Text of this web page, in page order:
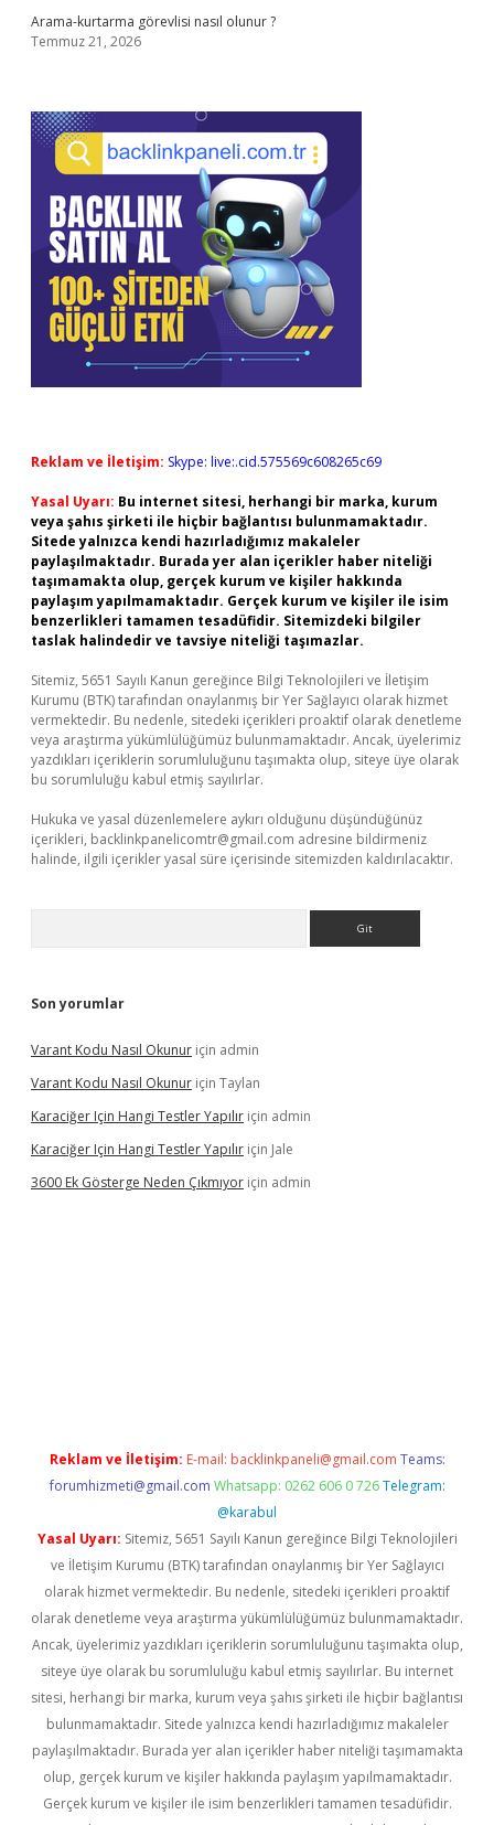
Arama-kurtarma görevlisi nasıl olunur ?
Temmuz 21, 2026
Reklam ve İletişim: Skype: live:.cid.575569c608265c69
Yasal Uyarı: Bu internet sitesi, herhangi bir marka, kurum
veya şahıs şirketi ile hiçbir bağlantısı bulunmamaktadır.
Sitede yalnızca kendi hazırladığımız makaleler
paylaşılmaktadır. Burada yer alan içerikler haber niteliği
taşımamakta olup, gerçek kurum ve kişiler hakkında
paylaşım yapılmamaktadır. Gerçek kurum ve kişiler ile isim
benzerlikleri tamamen tesadüfidir. Sitemizdeki bilgiler
taslak halindedir ve tavsiye niteliği taşımazlar.
Sitemiz, 5651 Sayılı Kanun gereğince Bilgi Teknolojileri ve İletişim
Kurumu (BTK) tarafından onaylanmış bir Yer Sağlayıcı olarak hizmet
vermektedir. Bu nedenle, sitedeki içerikleri proaktif olarak denetleme
veya araştırma yükümlülüğümüz bulunmamaktadır. Ancak, üyelerimiz
yazdıkları içeriklerin sorumluluğunu taşımakta olup, siteye üye olarak
bu sorumluluğu kabul etmiş sayılırlar.
Hukuka ve yasal düzenlemelere aykırı olduğunu düşündüğünüz
içerikleri, backlinkpanelicomtr@gmail.com adresine bildirmeniz
halinde, ilgili içerikler yasal süre içerisinde sitemizden kaldırılacaktır.
Son yorumlar
Varant Kodu Nasıl Okunur için admin
Varant Kodu Nasıl Okunur için Taylan
Karaciğer Için Hangi Testler Yapılır için admin
Karaciğer Için Hangi Testler Yapılır için Jale
3600 Ek Gösterge Neden Çıkmıyor için admin
Reklam ve İletişim: E-mail: backlinkpaneli@gmail.com Teams:
forumhizmeti@gmail.com Whatsapp: 0262 606 0 726 Telegram:
@karabul
Yasal Uyarı: Sitemiz, 5651 Sayılı Kanun gereğince Bilgi Teknolojileri
ve İletişim Kurumu (BTK) tarafından onaylanmış bir Yer Sağlayıcı
olarak hizmet vermektedir. Bu nedenle, sitedeki içerikleri proaktif
olarak denetleme veya araştırma yükümlülüğümüz bulunmamaktadır.
Ancak, üyelerimiz yazdıkları içeriklerin sorumluluğunu taşımakta olup,
siteye üye olarak bu sorumluluğu kabul etmiş sayılırlar. Bu internet
sitesi, herhangi bir marka, kurum veya şahıs şirketi ile hiçbir bağlantısı
bulunmamaktadır. Sitede yalnızca kendi hazırladığımız makaleler
paylaşılmaktadır. Burada yer alan içerikler haber niteliği taşımamakta
olup, gerçek kurum ve kişiler hakkında paylaşım yapılmamaktadır.
Gerçek kurum ve kişiler ile isim benzerlikleri tamamen tesadüfidir.